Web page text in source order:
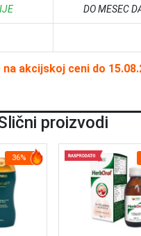
DO MESEC
akcijskoj ceni do
proizvodi
36%